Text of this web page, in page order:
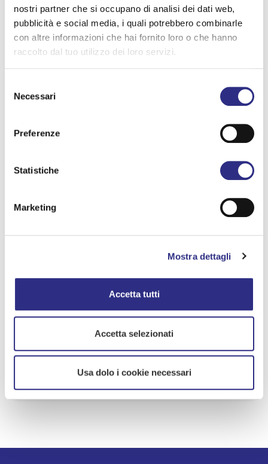
nostri partner che si occupano di analisi dei dati web,
pubblicità e social media, i quali potrebbero combinarle
con altre informazioni che hai fornito loro o che hanno
raccolto dal tuo utilizzo dei loro servizi.
delNecessari
Preferenze
Statistiche
Marketing
Mostra dettagli
Accetta tutti
Accetta selezionati
Usa dolo i cookie necessari
Information
Date:
27 LUG 2026
21.00 - 23.30
San Mauro Mare
AMARESANMAURO Via della Libertà,6 San Mauro
Email
iat@sanmauromare.net